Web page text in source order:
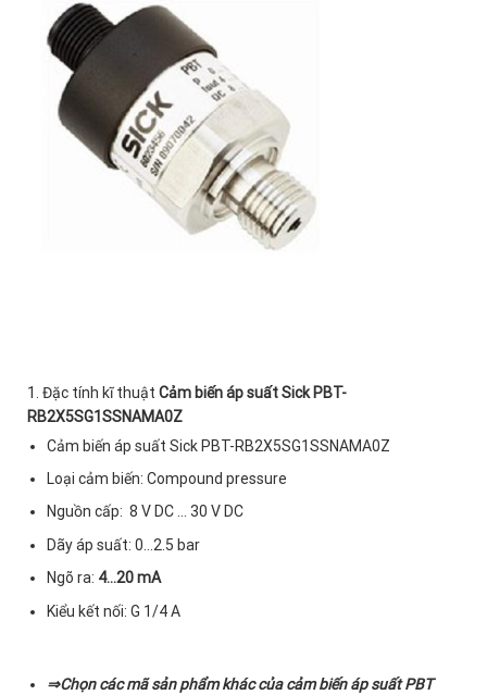
1. Đặc tính kĩ thuật Cảm biến áp suất Sick PBT-
RB2X5SG1SSNAMA0Z
Cảm biến áp suất Sick PBT-RB2X5SG1SSNAMA0Z
Loại cảm biến: Compound pressure
Nguồn cấp: 8 V DC … 30 V DC
Dãy áp suất: 0…2.5 bar
Ngõ ra: 4…20 mA
Kiểu kết nối: G 1/4 A
⇒Chọn các mã sản phẩm khác củacảm biến áp suất PBT